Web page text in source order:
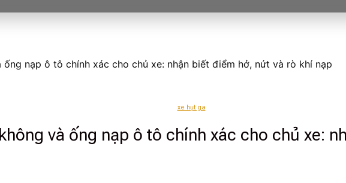
nạp ô tô chính xác cho chủ xe: nhận biết điểm hở, nứt và rò khí nạp
xe hụt ga
và ống nạp ô tô chính xác cho chủ xe: